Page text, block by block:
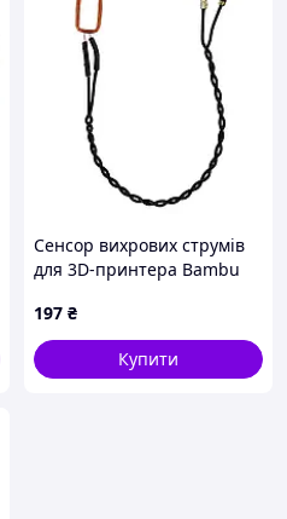
Сенсор вихрових струмів
для 3D-принтера Bambu
PCB019)
197 ₴
Купити